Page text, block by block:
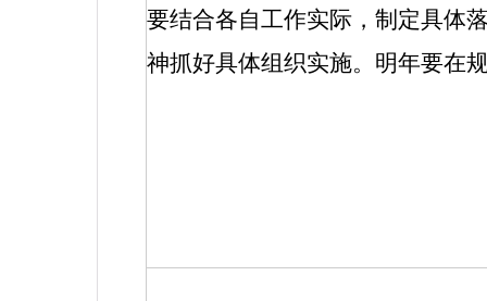
要结合各自工作实际，制定具体
神抓好具体组织实施。明年要在